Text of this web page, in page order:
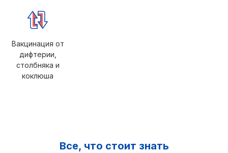
Вакцинация от
дифтерии,
столбняка и
коклюша
Все, что стоит знать